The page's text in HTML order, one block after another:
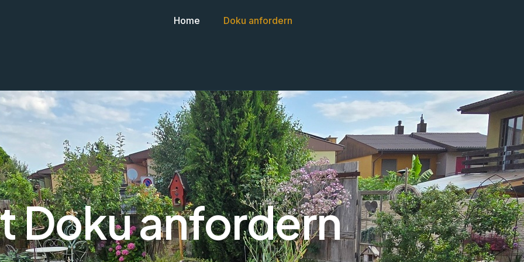
Home Doku anfordern
Doku anfordern